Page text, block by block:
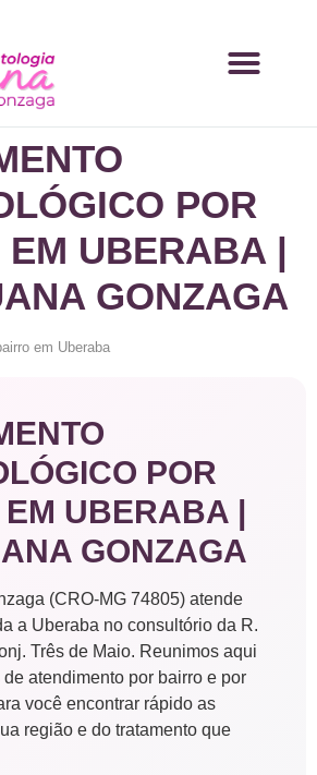
POR
EM UBERABA |
GONZAGA
em Uberaba
POR
UBERABA |
GONZAGA
(CRO-MG 74805) atende
a Uberaba no consultório da R.
Três de Maio. Reunimos aqui
atendimento por bairro e por
você encontrar rápido as
região e do tratamento que